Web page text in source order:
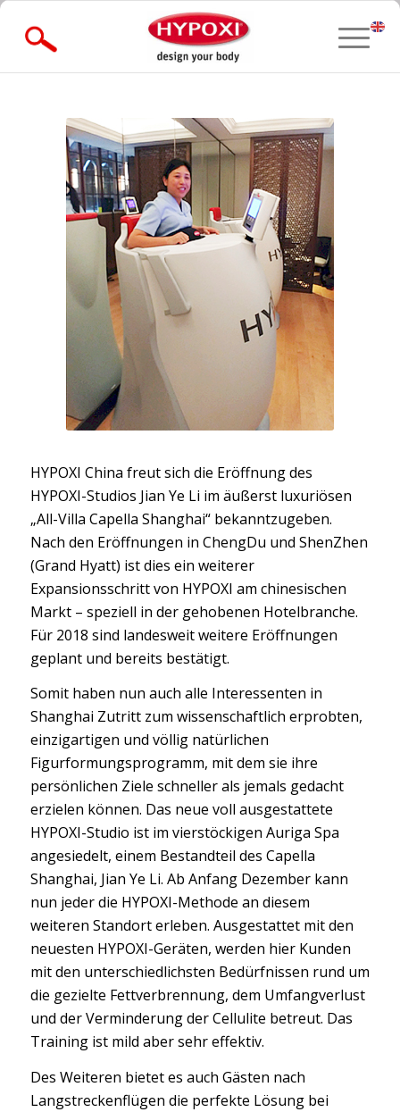
» Forgot Password?
HYPOXI China freut sich die Eröffnung des
HYPOXI-Studios Jian Ye Li im äußerst luxuriösen
„All-Villa Capella Shanghai“ bekanntzugeben.
Nach den Eröffnungen in ChengDu und ShenZhen
(Grand Hyatt) ist dies ein weiterer
Expansionsschritt von HYPOXI am chinesischen
Markt – speziell in der gehobenen Hotelbranche.
Für 2018 sind landesweit weitere Eröffnungen
geplant und bereits bestätigt.
Somit haben nun auch alle Interessenten in
Shanghai Zutritt zum wissenschaftlich erprobten,
einzigartigen und völlig natürlichen
Figurformungsprogramm, mit dem sie ihre
persönlichen Ziele schneller als jemals gedacht
erzielen können. Das neue voll ausgestattete
HYPOXI-Studio ist im vierstöckigen Auriga Spa
angesiedelt, einem Bestandteil des Capella
Shanghai, Jian Ye Li. Ab Anfang Dezember kann
nun jeder die HYPOXI-Methode an diesem
weiteren Standort erleben. Ausgestattet mit den
neuesten HYPOXI-Geräten, werden hier Kunden
mit den unterschiedlichsten Bedürfnissen rund um
die gezielte Fettverbrennung, dem Umfangverlust
und der Verminderung der Cellulite betreut. Das
Training ist mild aber sehr effektiv.
Des Weiteren bietet es auch Gästen nach
Langstreckenflügen die perfekte Lösung bei